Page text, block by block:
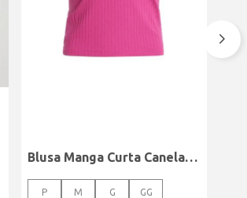
Blusa Manga Curta Canelada Autentique Feminina Rosa
P M G GG